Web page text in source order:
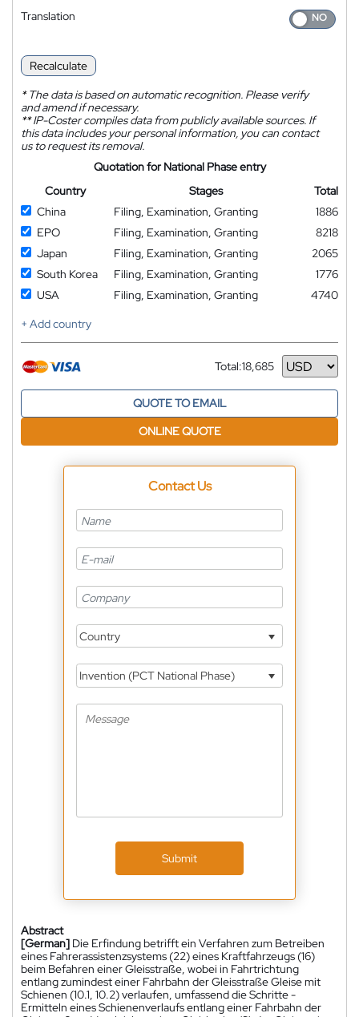
Translation
Recalculate
*The data is based on automatic recognition. Please verify
and amend if necessary.
**IP-Coster compiles data from publicly available sources. If
this data includes your personal information, you can contact
us to request its removal.
Quotation for National Phase entry
Country
Stages
Total
China
Filing, Examination, Granting
1886
EPO
Filing, Examination, Granting
8218
Japan
Filing, Examination, Granting
2065
South Korea
Filing, Examination, Granting
1776
USA
Filing, Examination, Granting
4740
+ Add country
Total:18,685
Currency
QUOTE TO EMAIL
ONLINE QUOTE
Contact Us
Country
Invention (PCT National Phase)
Submit
Abstract
[German] Die Erfindung betrifft ein Verfahren zum Betreiben
eines Fahrerassistenzsystems (22) eines Kraftfahrzeugs (16)
beim Befahren einer Gleisstraße, wobei in Fahrtrichtung
entlang zumindest einer Fahrbahn der Gleisstraße Gleise mit
Schienen (10.1, 10.2) verlaufen, umfassend die Schritte -
Ermitteln eines Schienenverlaufs entlang einer Fahrbahn der